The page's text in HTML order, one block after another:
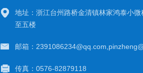
地址：浙江台州路桥金清镇林家鸿泰小
至五楼
邮箱：
传真：0576-82879118